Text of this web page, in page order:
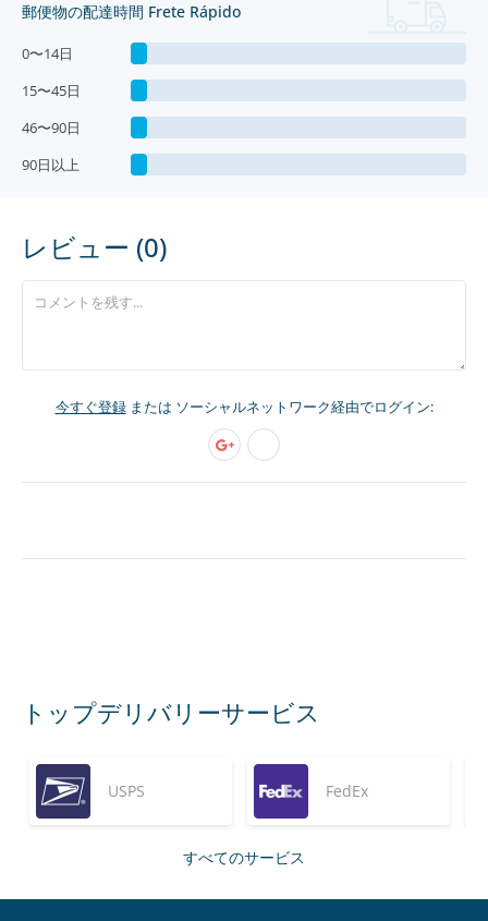
郵便物の配達時間 Frete Rápido
0〜14日
15〜45日
46〜90日
90日以上
レビュー (0)
今すぐ登録または ソーシャルネットワーク経由でログイン:
トップデリバリーサービス
USPS FedEx
すべてのサービス